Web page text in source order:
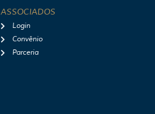
ASSOCIADOS
Login
Convênio
Parceria